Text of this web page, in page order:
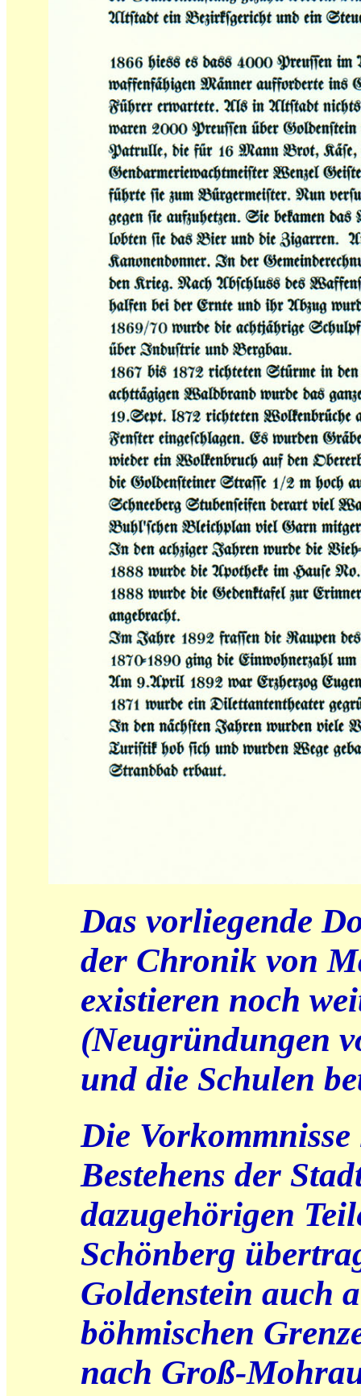
Das vorliegende
der Chronik von
existieren noch
(Neugründungen
und die Schulen
Die
Bestehens der
dazugehörigen
Schönberg
Goldenstein auch
böhmischen
nach Groß-